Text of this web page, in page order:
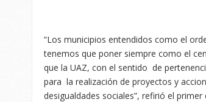
“Los municipios entendidos como el
tenemos que poner siempre como el
que la UAZ, con el sentido de
para la realización de proyectos y
desigualdades sociales”, refirió el primer